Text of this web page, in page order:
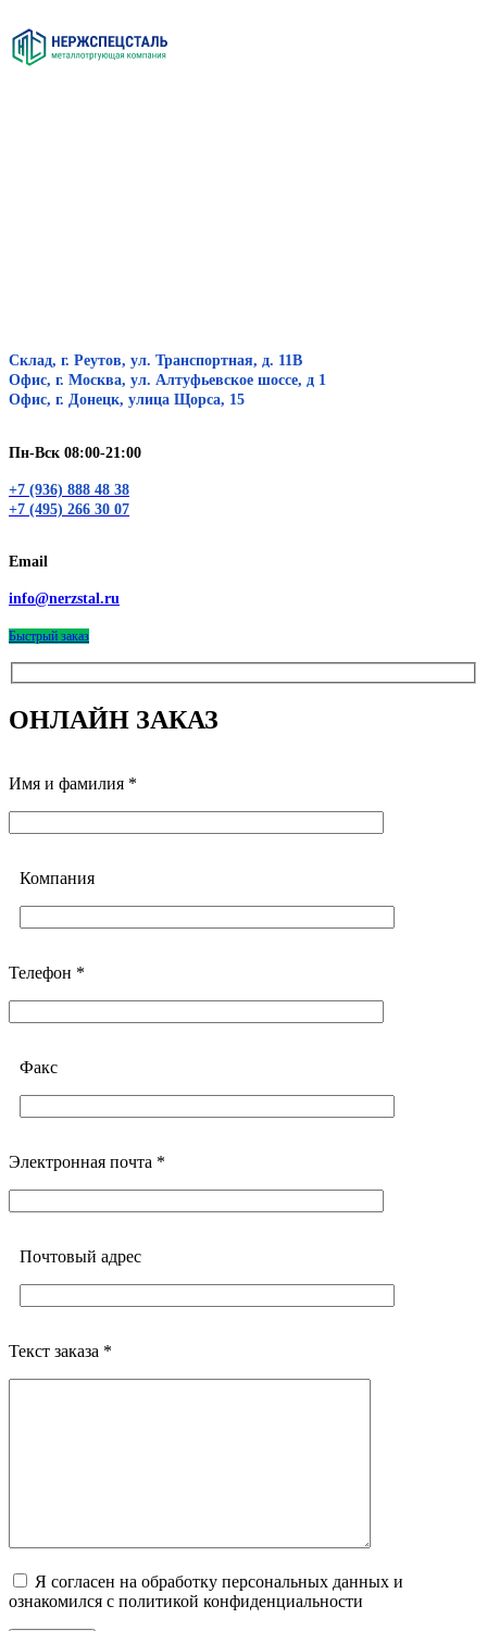
Склад, г. Реутов, ул. Транспортная, д. 11В
Офис, г. Москва, ул. Алтуфьевское шоссе, д 1
Офис, г. Донецк, улица Щорса, 15
Пн-Вск 08:00-21:00
+7 (936) 888 48 38
+7 (495) 266 30 07
Email
info@nerzstal.ru
Быстрый заказ
ОНЛАЙН ЗАКАЗ
Имя и фамилия *
Компания
Телефон *
Факс
Электронная почта *
Почтовый адреc
Текст заказа *
Я согласен на обработку персональных данных и
ознакомился с политикой конфиденциальности